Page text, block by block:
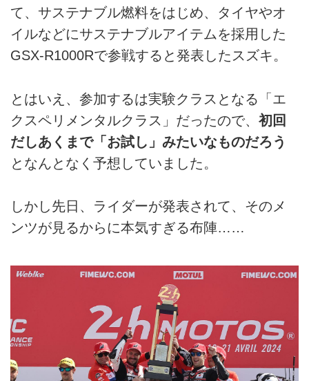
て、サステナブル燃料をはじめ、タイヤやオ
イルなどにサステナブルアイテムを採用した
GSX-R1000Rで参戦すると発表したスズキ。
とはいえ、参加するは実験クラスとなる「エ
クスペリメンタルクラス」だったので、 初回
だしあくまで「お試し」みたいなものだろう
となんとなく予想していました。
しかし先日、ライダーが発表されて、そのメ
ンツが見るからに本気すぎる布陣……